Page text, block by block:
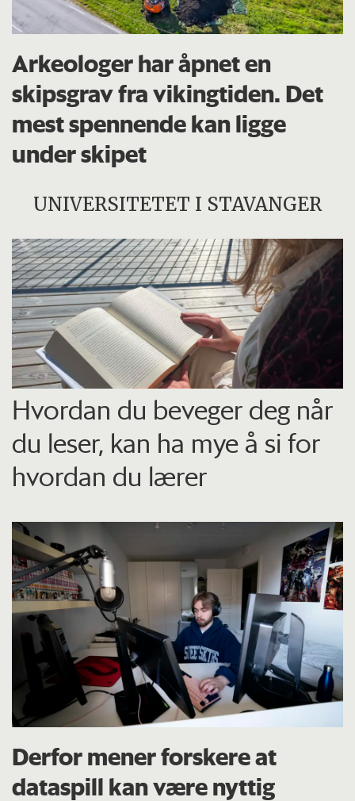
Arkeologer har åpnet en
skipsgrav fra vikingtiden. Det
mest spennende kan ligge
under skipet
UNIVERSITETET I STAVANGER
Hvordan du beveger deg når
du leser, kan ha mye å si for
hvordan du lærer
Derfor mener forskere at
dataspill kan være nyttig